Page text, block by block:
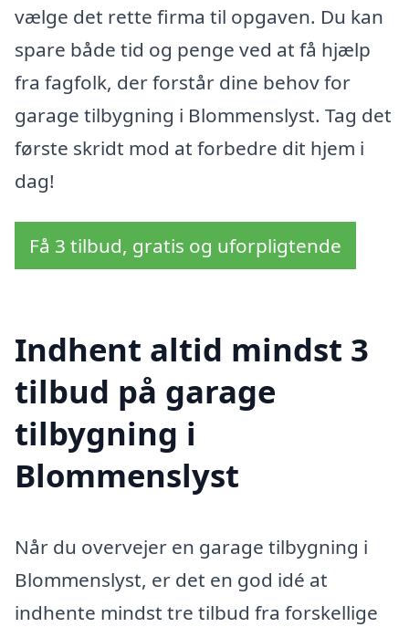
vælge det rette firma til opgaven. Du kan
spare både tid og penge ved at få hjælp
fra fagfolk, der forstår dine behov for
garage tilbygning i Blommenslyst. Tag det
første skridt mod at forbedre dit hjem i
dag!
Få 3 tilbud, gratis og uforpligtende
Indhent altid mindst 3
tilbud på garage
tilbygning i
Blommenslyst
Når du overvejer en garage tilbygning i
Blommenslyst, er det en god idé at
indhente mindst tre tilbud fra forskellige